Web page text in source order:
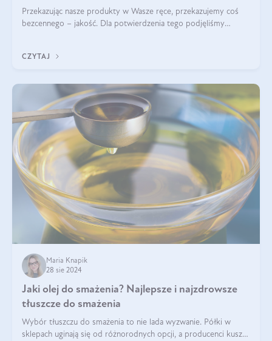
Przekazując nasze produkty w Wasze ręce, przekazujemy coś
bezcennego – jakość. Dla potwierdzenia tego podjęliśmy
CZYTAJ
Maria Knapik
28 sie 2024
Jaki olej do smażenia? Najlepsze i najzdrowsze
tłuszcze do smażenia
Wybór tłuszczu do smażenia to nie lada wyzwanie. Półki w
sklepach uginają się od różnorodnych opcji, a producenci kuszą